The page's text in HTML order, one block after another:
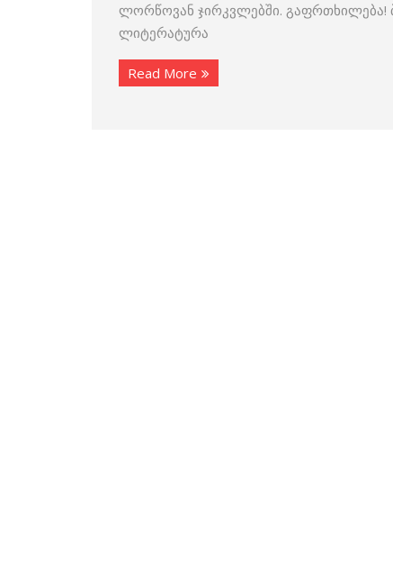
ლორწოვან ჯირკვლებში. გაფრთხილება!
ლიტერატურა
Read More